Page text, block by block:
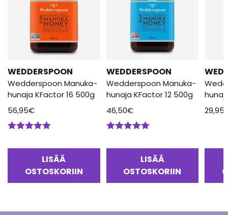
WEDDERSPOON
Wedderspoon Manuka-
hunaja KFactor 16 500g
56,95€
LISÄÄ
OSTOSKORIIN
WEDDERSPOON
Wedderspoon Manuka-
hunaja KFactor 12 500g
46,50€
LISÄÄ
OSTOSKORIIN
29,95